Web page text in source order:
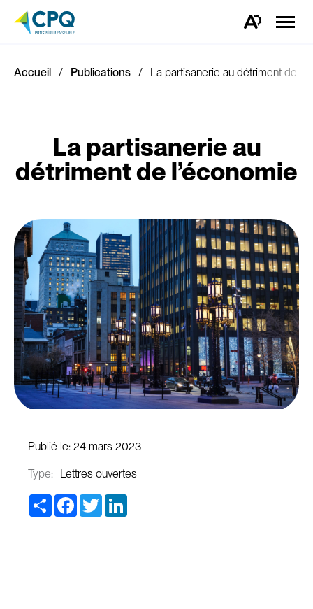
Ouvrez
d'accessibilité.
la
Accueil Publications La partisanerie au détriment de
La partisanerie au
détriment de l’économie
Publié le: 24 mars 2023
Type: Lettres ouvertes
Share Facebook
Twitter